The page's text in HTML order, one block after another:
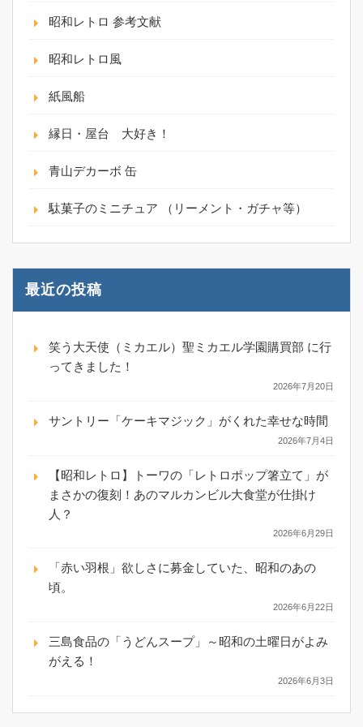
昭和レトロ 参考文献
昭和レトロ風
紙風船
縁日・屋台 大好き！
青山デカーボ 缶
駄菓子のミニチュア （リーメント・ガチャ等）
最近の投稿
笑う大天使（ミカエル）聖ミカエル学園購買部 に行
ってきました！
2026年7月20日
サントリー「ケーキマジック」がくれた幸せな時間
2026年7月4日
【昭和レトロ】トーワの「レトロポップ箸立て」が
まさかの復刻！あのマルカンビル大食堂が仕掛け
人？
2026年6月29日
「赤い羽根」欲しさに募金していた、昭和のあの
頃。
2026年6月22日
三島食品の「うどんスープ」～昭和の土曜日がよみ
がえる！
2026年6月3日